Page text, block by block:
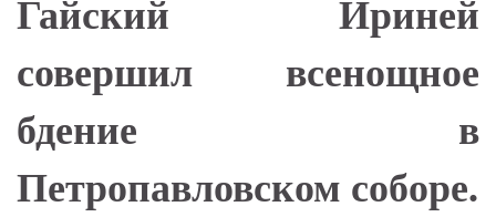
Гайский Ириней
совершил всенощное
бдение в
Петропавловском соборе.